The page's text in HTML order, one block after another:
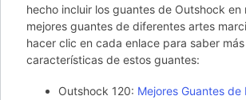
hecho incluir los guantes de Outshock en
mejores guantes de diferentes artes
hacer clic en cada enlace para saber
características de estos guantes:
Outshock 120: Mejores Guantes